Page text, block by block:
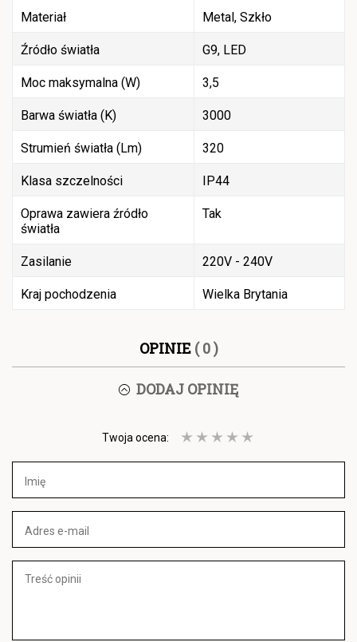
Materiał Metal, Szkło
Źródło światła G9, LED
Moc maksymalna (W) 3,5
Barwa światła (K) 3000
Strumień światła (Lm) 320
Klasa szczelności IP44
Oprawa zawiera źródło
światła
Tak
Zasilanie 220V - 240V
Kraj pochodzenia Wielka Brytania
OPINIE ( 0 )
DODAJ OPINIĘ
Twoja ocena: